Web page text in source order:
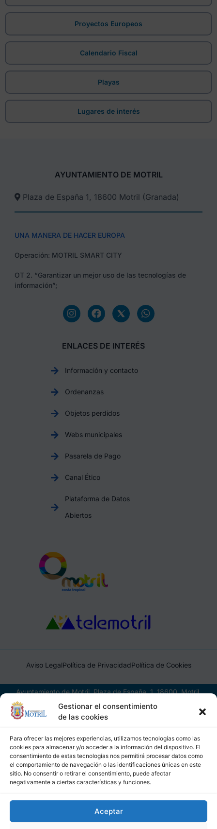
Gestionar el consentimiento
de las cookies
Para ofrecer las mejores experiencias, utilizamos tecnologías como las
cookies para almacenar y/o acceder a la información del dispositivo. El
consentimiento de estas tecnologías nos permitirá procesar datos como
el comportamiento de navegación o las identificaciones únicas en este
sitio. No consentir o retirar el consentimiento, puede afectar
negativamente a ciertas características y funciones.
Aceptar
Proyectos Europeos
Calendario Fiscal
Playas
Lugares de interés
AYUNTAMIENTO DE MOTRIL
Plaza de España 1, 18600 Motril (Granada)​
UNA MANERA DE HACER EUROPA
Operación: MOTRIL SMART CITY
OT 2. “Garantizar un mejor uso de las tecnologías de
información”;
ENLACES DE INTERÉS
Información y contacto
Ordenanzas
Objetos perdidos
Webs municipales
Pasarela de Pago
Canal Ético
Plataforma de Datos
Abiertos
Aviso LegalPolítica de PrivacidadPolítica de Cookies
Ayuntamiento de Motril, Plaza de España, 1, 18600, Motril,
(Granada), CIF: P1814200J, DIR3: L01181400